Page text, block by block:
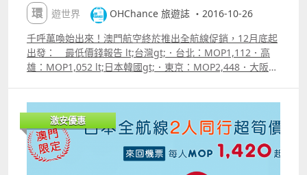
環遊世界
OHChance 旅遊誌 ・2016-10-26
千呼萬喚始出來！澳門航空終於推出全航線促銷，12月底起
出發： 最低價錢報告 lt;台灣gt;．台北：MOP1,112．高
雄：MOP1,052 lt;日本韓國gt;．東京：MOP2,448．大阪：
MOP1,686 lt;大陸gt;．上海南京寧波合肥杭州南寧成都鄭州
太原廈門：MOP1,152．貴陽重慶：MOP952．天津瀋陽北
京：MOP1,452 （除福岡外，各航點最低價限星期日至四
出發；如星期五六出發貴100。） 以上為澳門出發來回連稅
激安優惠